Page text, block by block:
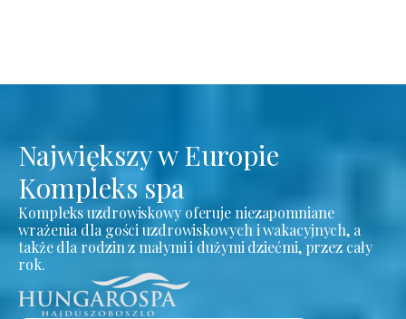
Największy w Europie
Kompleks spa
Kompleks uzdrowiskowy oferuje niezapomniane
wrażenia dla gości uzdrowiskowych i wakacyjnych, a
także dla rodzin z małymi i dużymi dziećmi, przez cały
rok.